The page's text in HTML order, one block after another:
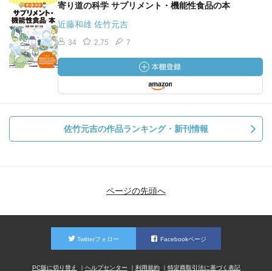
寄り道の科学 サプリメント・機能性食品の本
近藤和雄 佐竹元吉
34 2.75 7
佐竹元吉の作品ランキング・新刊情報
ページの先頭へ
Twitterフォロー Facebookページ
PC版に切り替え ヘルプセンター 利用規約 特定商取引法に基づく表記